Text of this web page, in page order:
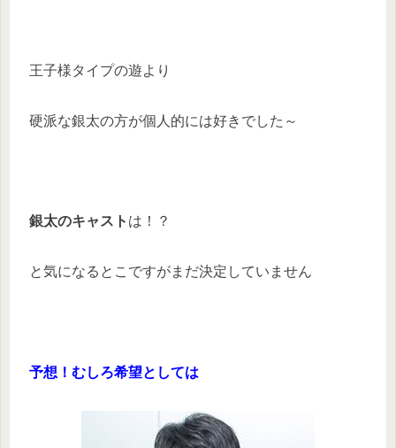
王子様タイプの遊より
硬派な銀太の方が個人的には好きでした～
銀太のキャスト は！？
と気になるとこですがまだ決定していません
予想！むしろ希望としては